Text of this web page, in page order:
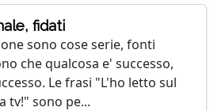
fidati
sono cose serie, fonti
che qualcosa e' successo,
Le frasi "L'ho letto sul
tv!" sono pe...